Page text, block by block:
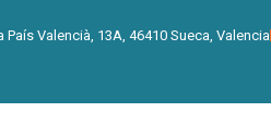
País Valencià, 13A, 46410 Sueca, Valencia